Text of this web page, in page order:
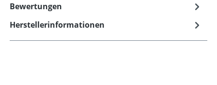
Bewertungen
Herstellerinformationen